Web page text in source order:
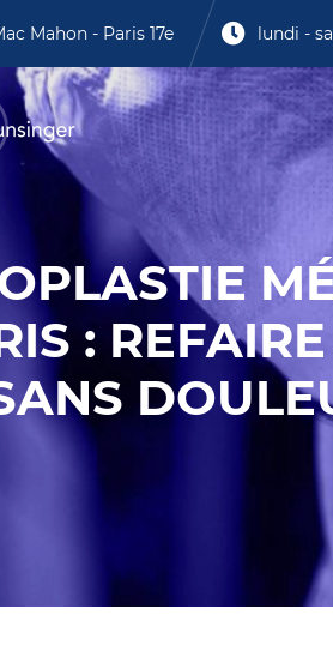
Mahon - Paris 17e lundi -
: